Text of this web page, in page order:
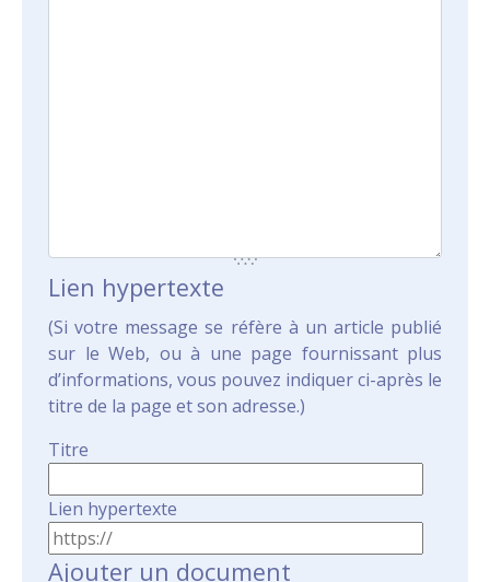
Lien hypertexte
(Si votre message se réfère à un article publié
sur le Web, ou à une page fournissant plus
d’informations, vous pouvez indiquer ci-après le
titre de la page et son adresse.)
Titre
Lien hypertexte
Ajouter un document